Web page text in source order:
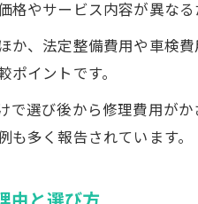
格やサービス内容が異な
か、法定整備費用や車検
イントです。
で選び後から修理費用が
多く報告されています。
由と選び方